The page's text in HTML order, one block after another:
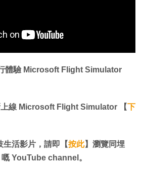
體驗 Microsoft Flight Simulator
上線 Microsoft Flight Simulator 【下
生活影片，請即【按此】瀏覽同埋
YouTube channel。